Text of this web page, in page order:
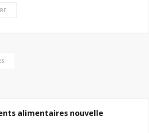
alimentaires nouvelle